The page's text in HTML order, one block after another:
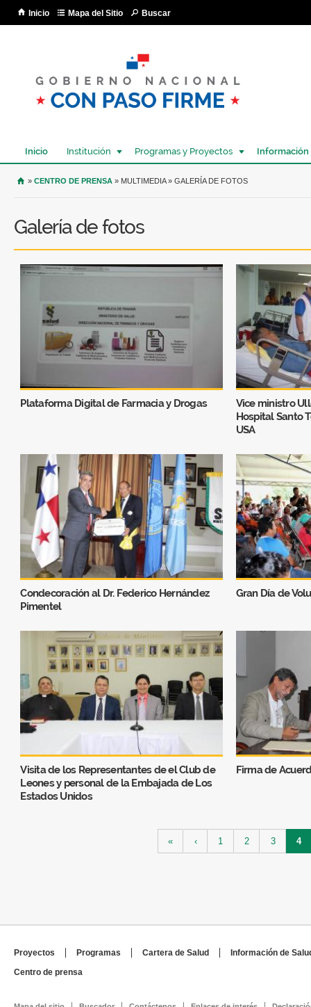
Inicio Mapa del Sitio Buscar
Inicio Institución Programas y Proyectos Información
USTED SE ENCUENTRA AQUÍ
» CENTRO DE PRENSA » MULTIMEDIA » GALERÍA DE FOTOS
Galería de fotos
Plataforma Digital de Farmacia y Drogas
Vice ministro
Hospital Santo
USA
Condecoración al Dr. Federico Hernández
Pimentel
Gran Día de
Visita de los Representantes de el Club de
Leones y personal de la Embajada de Los
Estados Unidos
Firma de
« ‹ 1 2 3 4
Proyectos Programas Cartera de Salud
Información de
Centro de prensa